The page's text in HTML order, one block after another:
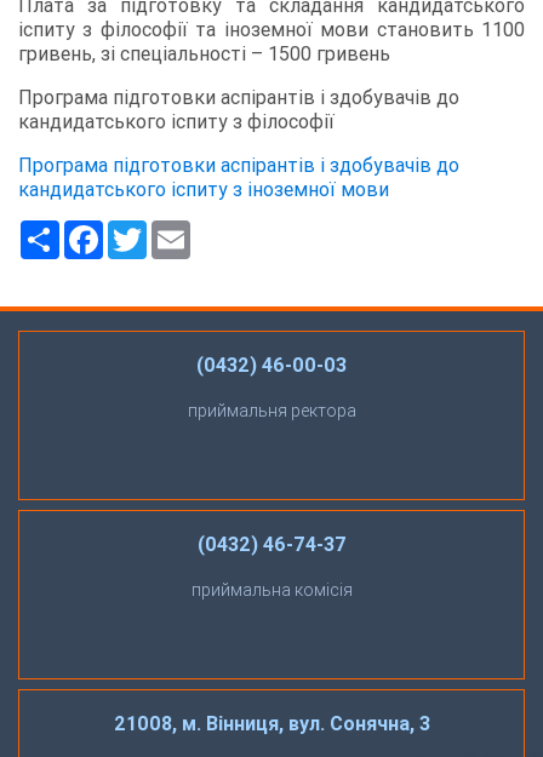
Плата за підготовку та складання кандидатського
іспиту з філософії та іноземної мови становить 1100
гривень, зі спеціальності – 1500 гривень
Програма підготовки аспірантів і здобувачів до
кандидатського іспиту з філософії
Програма підготовки аспірантів і здобувачів до
кандидатського іспиту з іноземної мови
РесурсFacebook
Twitter
(0432) 46-00-03
приймальня ректора
(0432) 46-74-37
приймальна комісія
21008, м. Вінниця, вул. Сонячна, 3